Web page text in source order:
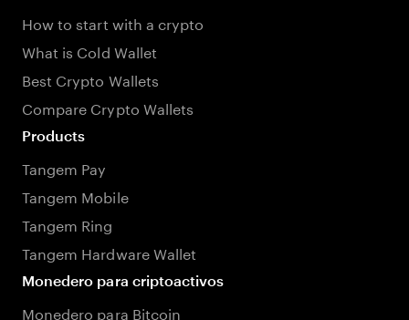
How to start with a crypto
What is Cold Wallet
Best Crypto Wallets
Compare Crypto Wallets
Products
Tangem Pay
Tangem Mobile
Tangem Ring
Tangem Hardware Wallet
Monedero para criptoactivos
Monedero para Bitcoin